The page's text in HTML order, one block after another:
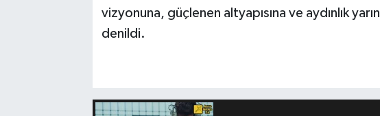
vizyonuna, güçlenen altyapısına ve aydınlık
denildi.